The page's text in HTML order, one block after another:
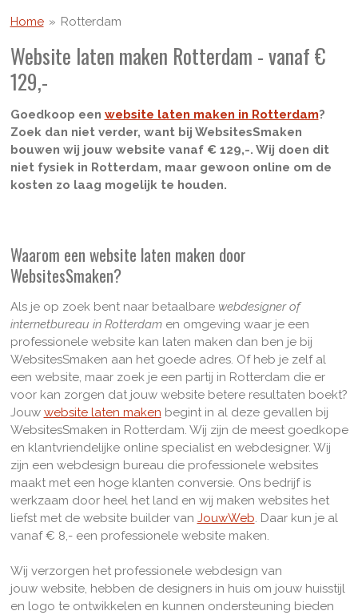
Home » Rotterdam
Website laten maken Rotterdam - vanaf €
129,-
Goedkoop een website laten maken in Rotterdam?
Zoek dan niet verder, want bij WebsitesSmaken
bouwen wij jouw website vanaf € 129,-. Wij doen dit
niet fysiek in Rotterdam, maar gewoon online om de
kosten zo laag mogelijk te houden.
Waarom een website laten maken door
WebsitesSmaken?
Als je op zoek bent naar betaalbare webdesigner of
internetbureau in Rotterdam en omgeving waar je een
professionele website kan laten maken dan ben je bij
WebsitesSmaken aan het goede adres. Of heb je zelf al
een website, maar zoek je een partij in Rotterdam die er
voor kan zorgen dat jouw website betere resultaten boekt?
Jouw website laten maken begint in al deze gevallen bij
WebsitesSmaken in Rotterdam. Wij zijn de meest goedkope
en klantvriendelijke online specialist en webdesigner. Wij
zijn een webdesign bureau die professionele websites
maakt met een hoge klanten conversie. Ons bedrijf is
werkzaam door heel het land en wij maken websites het
liefst met de website builder van JouwWeb. Daar kun je al
vanaf € 8,- een professionele website maken.
Wij verzorgen het professionele webdesign van
jouw website, hebben de designers in huis om jouw huisstijl
en logo te ontwikkelen en kunnen ondersteuning bieden